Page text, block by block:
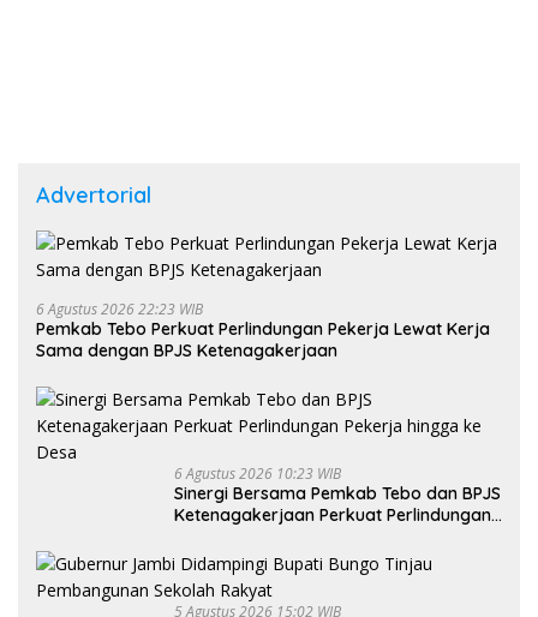
Advertorial
6 Agustus 2026 22:23 WIB
Pemkab Tebo Perkuat Perlindungan Pekerja Lewat Kerja
Sama dengan BPJS Ketenagakerjaan
6 Agustus 2026 10:23 WIB
Sinergi Bersama Pemkab Tebo dan BPJS
Ketenagakerjaan Perkuat Perlindungan
5 Agustus 2026 15:02 WIB